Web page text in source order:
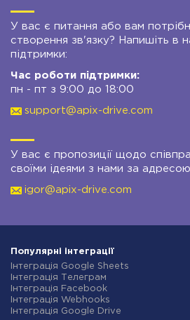
У вас є питання або вам
створення зв'язку? Напишіть в
підтримки:
Час роботи підтримки:
пн - пт з 9:00 до 18:00
support@apix-drive.com
У вас є пропозиції щодо
своїми ідеями з нами за
igor@apix-drive.com
Популярні інтеграції
Інтеграція Google Sheets
Інтеграція Телеграм
Інтеграція Facebook
Інтеграція Webhooks
Інтеграція Google Drive